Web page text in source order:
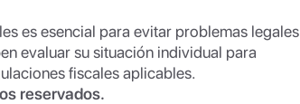
es esencial para evitar problemas legales
evaluar su situación individual para
fiscales aplicables.
reservados.